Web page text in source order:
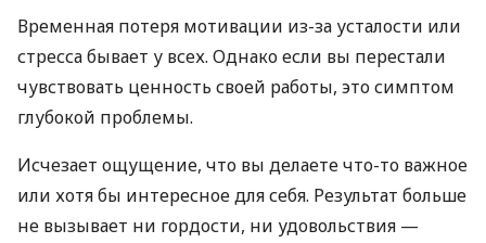
Временная потеря мотивации из-за усталости или
стресса бывает у всех. Однако если вы перестали
чувствовать ценность своей работы, это симптом
глубокой проблемы.
Исчезает ощущение, что вы делаете что-то важное
или хотя бы интересное для себя. Результат больше
не вызывает ни гордости, ни удовольствия —